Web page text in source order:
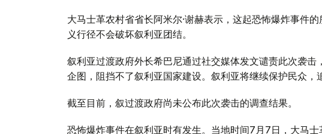
大马士革农村省省长阿米尔·谢赫表示，这起恐怖爆炸事件
义行径不会破坏叙利亚团结。
叙利亚过渡政府外长希巴尼通过社交媒体发文谴责此次袭
企图，阻挡不了叙利亚国家建设。叙利亚将继续保护民众，
截至目前，叙过渡政府尚未公布此次袭击的调查结果。
恐怖爆炸事件在叙利亚时有发生。当地时间7月7日，大马